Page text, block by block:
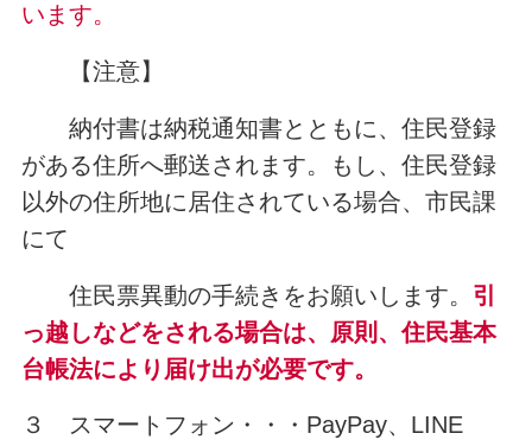
います。
【注意】
納付書は納税通知書とともに、住民登録
がある住所へ郵送されます。もし、住民登録
以外の住所地に居住されている場合、市民課
にて
住民票異動の手続きをお願いします。 引
っ越しなどをされる場合は、原則、住民基本
台帳法により届け出が必要です。
３ スマートフォン・・・PayPay、LINE